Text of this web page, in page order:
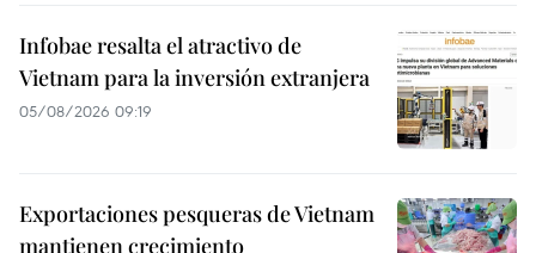
Infobae resalta el atractivo de
Vietnam para la inversión extranjera
05/08/2026 09:19
Exportaciones pesqueras de Vietnam
mantienen crecimiento